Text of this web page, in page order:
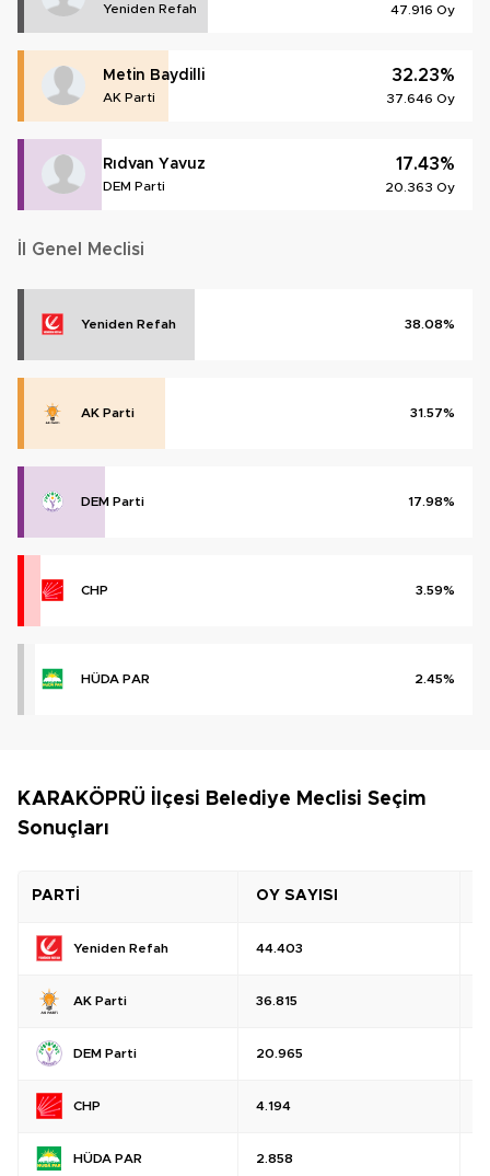
Yeniden Refah 47.916 Oy
Metin Baydilli
AK Parti
32.23%
37.646 Oy
Rıdvan Yavuz
DEM Parti
17.43%
20.363 Oy
İl Genel Meclisi
Yeniden Refah 38.08%
AK Parti 31.57%
DEM Parti 17.98%
CHP 3.59%
HÜDA PAR 2.45%
KARAKÖPRÜ İlçesi Belediye Meclisi Seçim
Sonuçları
PARTİ OY SAYISI
Yeniden Refah 44.403
AK Parti 36.815
DEM Parti 20.965
CHP 4.194
HÜDA PAR 2.858